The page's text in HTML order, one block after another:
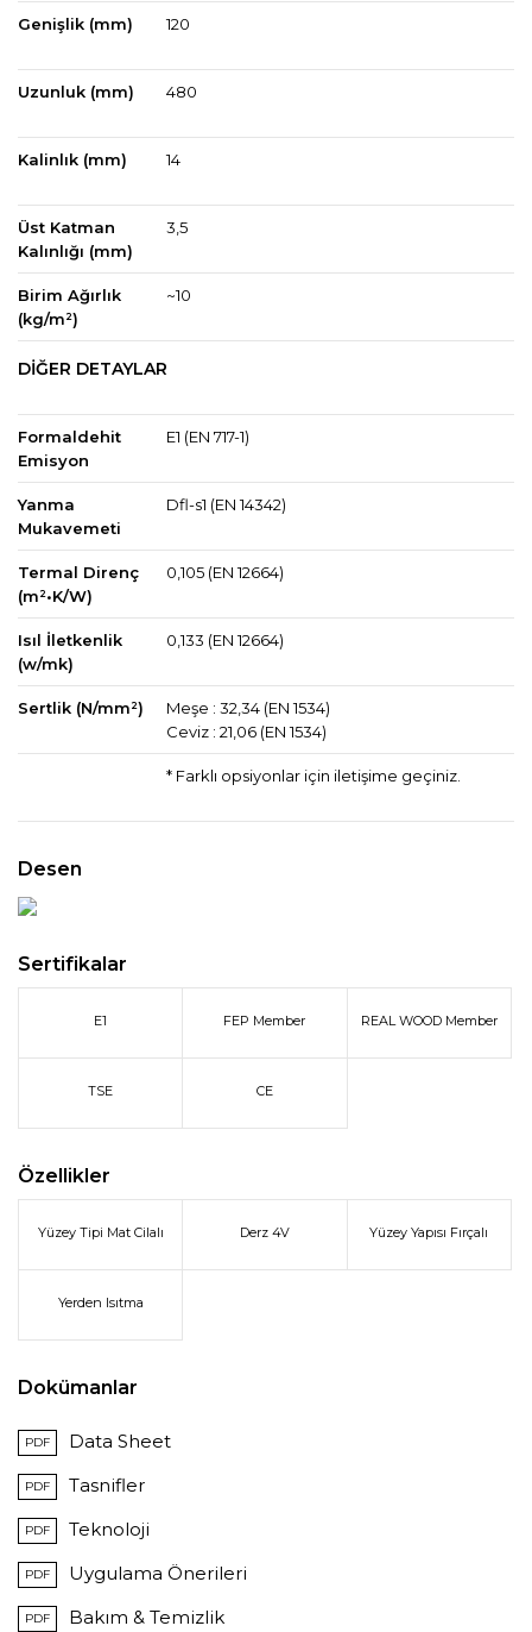
Genişlik (mm) 120
Uzunluk (mm) 480
Kalinlık (mm) 14
Üst Katman
Kalınlığı (mm)
3,5
Birim Ağırlık
(kg/m²)
~10
DİĞER DETAYLAR
Formaldehit
Emisyon
E1 (EN 717-1)
Yanma
Mukavemeti
Dfl-s1 (EN 14342)
Termal Direnç
(m²•K/W)
0,105 (EN 12664)
Isıl İletkenlik
(w/mk)
0,133 (EN 12664)
Sertlik (N/mm²)
Meşe : 32,34 (EN 1534)
Ceviz : 21,06 (EN 1534)
* Farklı opsiyonlar için iletişime geçiniz.
Desen
Sertifikalar
E1 FEP Member REAL WOOD Member
TSE CE
Özellikler
Yüzey Tipi Mat Cilalı Derz 4V Yüzey Yapısı Fırçalı
Yerden Isıtma
Dokümanlar
PDF Data Sheet
PDF Tasnifler
PDF Teknoloji
PDF Uygulama Önerileri
PDF Bakım & Temizlik